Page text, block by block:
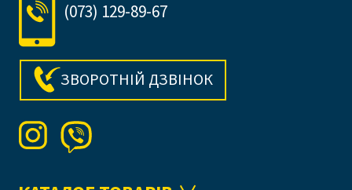
(073) 129-89-67
ЗВОРОТНІЙ ДЗВІНОК